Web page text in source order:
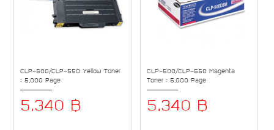
CLP-500/CLP-550 Yellow Toner
: 5,000 Page
5,340 ฿
CLP-500/CLP-550 Magenta
Toner : 5,000 Page
5,340 ฿